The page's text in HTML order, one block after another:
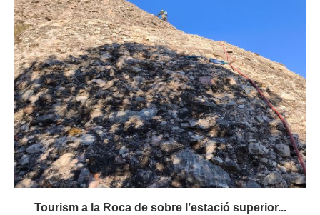
Tourism a la Roca de sobre l’estació superior...